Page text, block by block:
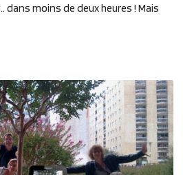
moins de deux heures ! Mais